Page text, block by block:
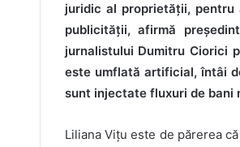
juridic al proprietății,
publicității, afirmă
jurnalistului Dumitru Ciorici
este umflată artificial, întâi
sunt injectate fluxuri de bani
Liliana Vițu este de părerea